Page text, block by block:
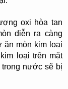
oxi hòa tan
diễn ra càng
ăn mòn kim loại
loại trên mặt
nước sẽ bị